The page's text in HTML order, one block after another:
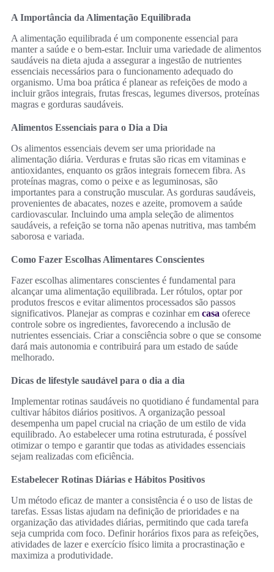
A Importância da Alimentação Equilibrada
A alimentação equilibrada é um componente essencial para
manter a saúde e o bem-estar. Incluir uma variedade de alimentos
saudáveis na dieta ajuda a assegurar a ingestão de nutrientes
essenciais necessários para o funcionamento adequado do
organismo. Uma boa prática é planear as refeições de modo a
incluir grãos integrais, frutas frescas, legumes diversos, proteínas
magras e gorduras saudáveis.
Alimentos Essenciais para o Dia a Dia
Os alimentos essenciais devem ser uma prioridade na
alimentação diária. Verduras e frutas são ricas em vitaminas e
antioxidantes, enquanto os grãos integrais fornecem fibra. As
proteínas magras, como o peixe e as leguminosas, são
importantes para a construção muscular. As gorduras saudáveis,
provenientes de abacates, nozes e azeite, promovem a saúde
cardiovascular. Incluindo uma ampla seleção de alimentos
saudáveis, a refeição se torna não apenas nutritiva, mas também
saborosa e variada.
Como Fazer Escolhas Alimentares Conscientes
Fazer escolhas alimentares conscientes é fundamental para
alcançar uma alimentação equilibrada. Ler rótulos, optar por
produtos frescos e evitar alimentos processados são passos
significativos. Planejar as compras e cozinhar em casa oferece
controle sobre os ingredientes, favorecendo a inclusão de
nutrientes essenciais. Criar a consciência sobre o que se consome
dará mais autonomia e contribuirá para um estado de saúde
melhorado.
Dicas de lifestyle saudável para o dia a dia
Implementar rotinas saudáveis no quotidiano é fundamental para
cultivar hábitos diários positivos. A organização pessoal
desempenha um papel crucial na criação de um estilo de vida
equilibrado. Ao estabelecer uma rotina estruturada, é possível
otimizar o tempo e garantir que todas as atividades essenciais
sejam realizadas com eficiência.
Estabelecer Rotinas Diárias e Hábitos Positivos
Um método eficaz de manter a consistência é o uso de listas de
tarefas. Essas listas ajudam na definição de prioridades e na
organização das atividades diárias, permitindo que cada tarefa
seja cumprida com foco. Definir horários fixos para as refeições,
atividades de lazer e exercício físico limita a procrastinação e
maximiza a produtividade.